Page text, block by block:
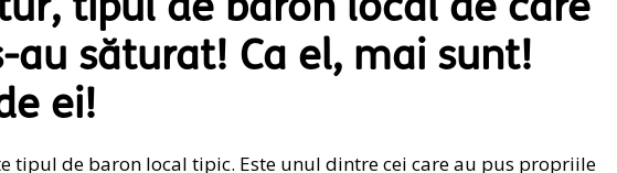
tipul de baron local de care
au săturat! Ca el, mai sunt!
ei!
tipul de baron local tipic. Este unul dintre cei care au pus propriile